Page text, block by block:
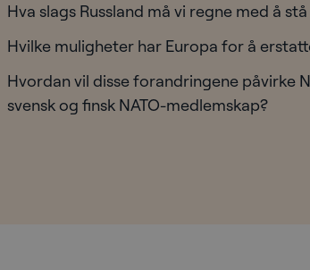
Hva slags Russland må vi regne med å
Hvilke muligheter har Europa for å
Hvordan vil disse forandringene påvirke
svensk og finsk NATO-medlemskap?